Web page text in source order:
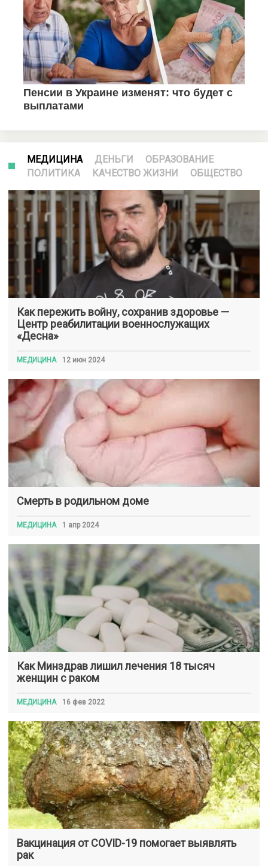
МЕДИЦИНА ДЕНЬГИ
ОБРАЗОВАНИЕ
ПОЛИТИКА
КАЧЕСТВО ЖИЗНИ ОБЩЕСТВО
Как пережить войну, сохранив здоровье —
Центр реабилитации военнослужащих
«Десна»
МЕДИЦИНА 12 июн 2024
Смерть в родильном доме
МЕДИЦИНА 1 апр 2024
Как Минздрав лишил лечения 18 тысяч
женщин с раком
МЕДИЦИНА 16 фев 2022
Вакцинация от COVID-19 помогает выявлять
рак